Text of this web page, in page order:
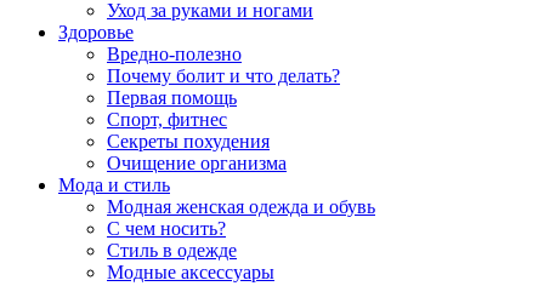
Уход за руками и ногами
Здоровье
Вредно-полезно
Почему болит и что делать?
Первая помощь
Спорт, фитнес
Секреты похудения
Очищение организма
Мода и стиль
Модная женская одежда и обувь
С чем носить?
Стиль в одежде
Модные аксессуары